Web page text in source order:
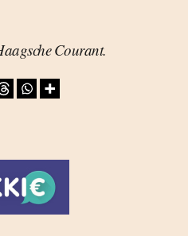
Courant.